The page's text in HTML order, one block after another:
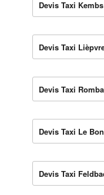
Devis Taxi Kembs
Devis Taxi
Devis Taxi
Devis Taxi Le
Devis Taxi